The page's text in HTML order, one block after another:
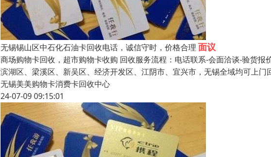
无锡锡山区中石化石油卡回收电话，诚信守时，价格合理 面议
商场购物卡回收，超市购物卡收购 回收服务流程：电话联系-会面洽谈-验货
滨湖区、梁溪区、新吴区、经济开发区、江阴市、宜兴市，无锡全域均可上
无锡美美购物卡消费卡回收中心
24-07-09 09:15:01